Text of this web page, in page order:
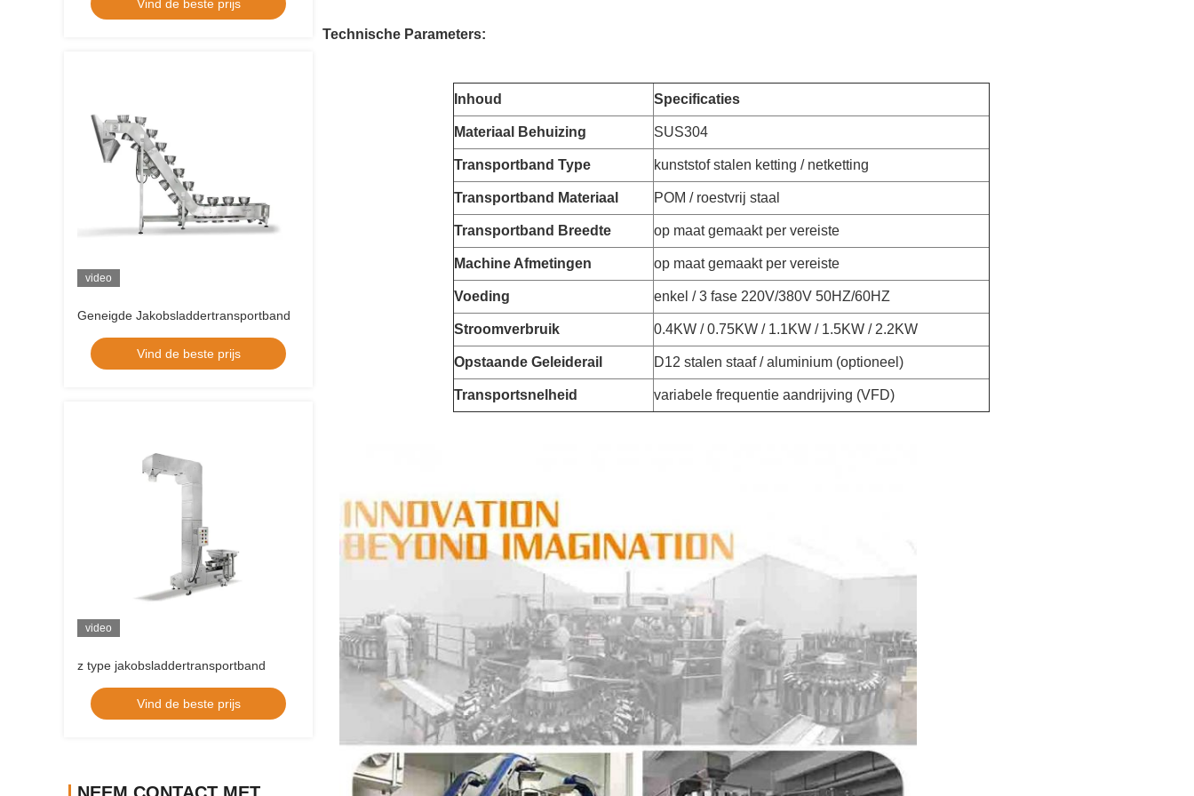
Vind de beste prijs
video
Geneigde Jakobsladdertransportband
Vind de beste prijs
video
z type jakobsladdertransportband
Vind de beste prijs
Technische Parameters:
Inhoud Specificaties
Materiaal Behuizing SUS304
Transportband Type kunststof stalen ketting / netketting
Transportband Materiaal POM / roestvrij staal
Transportband Breedte op maat gemaakt per vereiste
Machine Afmetingen op maat gemaakt per vereiste
Voeding enkel / 3 fase 220V/380V 50HZ/60HZ
Stroomverbruik 0.4KW / 0.75KW / 1.1KW / 1.5KW / 2.2KW
Opstaande Geleiderail D12 stalen staaf / aluminium (optioneel)
Transportsnelheid variabele frequentie aandrijving (VFD)